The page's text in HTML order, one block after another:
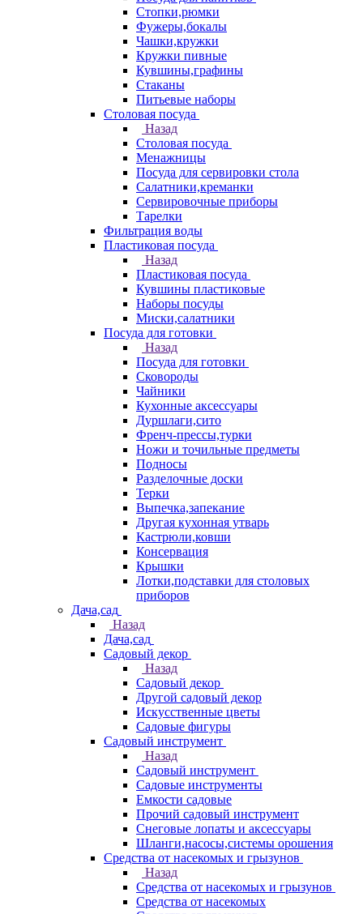
Стопки,рюмки
Фужеры,бокалы
Чашки,кружки
Кружки пивные
Кувшины,графины
Стаканы
Питьевые наборы
Столовая посуда
Назад
Столовая посуда
Менажницы
Посуда для сервировки стола
Салатники,креманки
Сервировочные приборы
Тарелки
Фильтрация воды
Пластиковая посуда
Назад
Пластиковая посуда
Кувшины пластиковые
Наборы посуды
Миски,салатники
Посуда для готовки
Назад
Посуда для готовки
Сковороды
Чайники
Кухонные аксессуары
Дуршлаги,сито
Френч-прессы,турки
Ножи и точильные предметы
Подносы
Разделочные доски
Терки
Выпечка,запекание
Другая кухонная утварь
Кастрюли,ковши
Консервация
Крышки
Лотки,подставки для столовых
приборов
Дача,сад
Назад
Дача,сад
Садовый декор
Назад
Садовый декор
Другой садовый декор
Искусственные цветы
Садовые фигуры
Садовый инструмент
Назад
Садовый инструмент
Садовые инструменты
Емкости садовые
Прочий садовый инструмент
Снеговые лопаты и аксессуары
Шланги,насосы,системы орошения
Средства от насекомых и грызунов
Назад
Средства от насекомых и грызунов
Средства от насекомых